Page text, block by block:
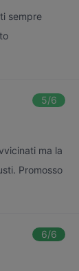
sempre
5/6
ma la
Promosso
6/6